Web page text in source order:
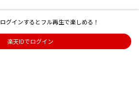
ログインするとフル再生で楽しめる！
楽天IDでログイン